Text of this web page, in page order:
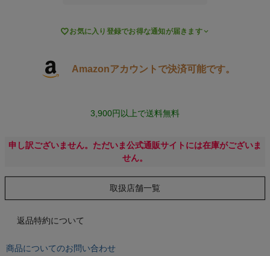
もっと見る
お気に入り登録でお得な通知が届きます
Amazonアカウントで決済可能です。
3,900円以上で送料無料
申し訳ございません。ただいま公式通販サイトには在庫がございま
せん。
取扱店舗一覧
返品特約について
商品についてのお問い合わせ